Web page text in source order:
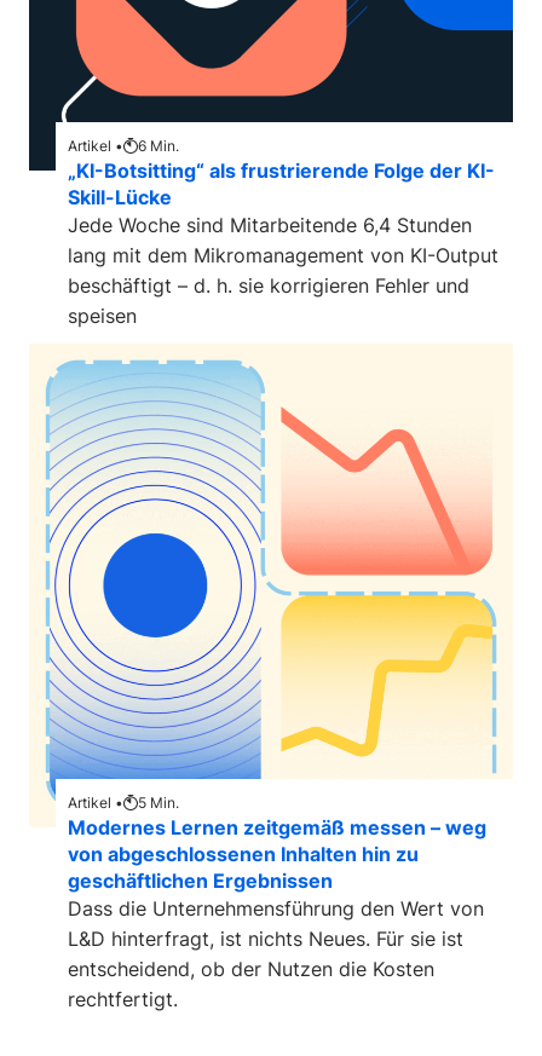
Artikel • 6 Min.
„KI-Botsitting“ als frustrierende Folge der KI-
Skill-Lücke
Jede Woche sind Mitarbeitende 6,4 Stunden
lang mit dem Mikromanagement von KI-Output
beschäftigt – d. h. sie korrigieren Fehler und
speisen
Artikel • 5 Min.
Modernes Lernen zeitgemäß messen – weg
von abgeschlossenen Inhalten hin zu
geschäftlichen Ergebnissen
Dass die Unternehmensführung den Wert von
L&D hinterfragt, ist nichts Neues. Für sie ist
entscheidend, ob der Nutzen die Kosten
rechtfertigt.